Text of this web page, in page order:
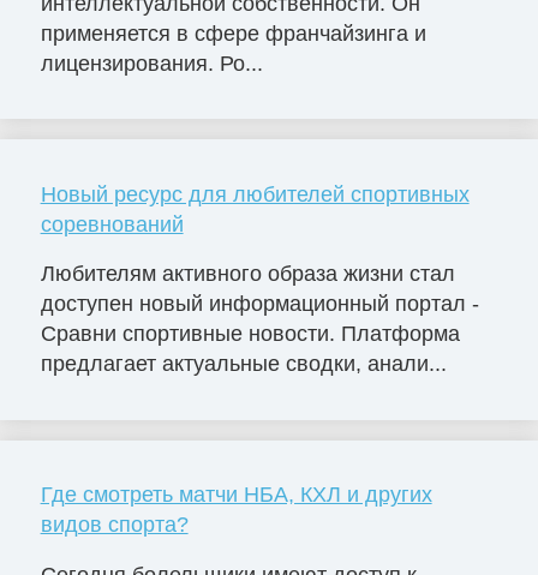
применяется в сфере франчайзинга и
лицензирования. Ро...
Новый ресурс для любителей спортивных
соревнований
Любителям активного образа жизни стал
доступен новый информационный портал -
Сравни спортивные новости. Платформа
предлагает актуальные сводки, анали...
Где смотреть матчи НБА, КХЛ и других
видов спорта?